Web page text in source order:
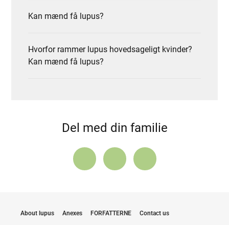
Kan mænd få lupus?
Hvorfor rammer lupus hovedsageligt kvinder?
Kan mænd få lupus?
Del med din familie
About lupus Anexes FORFATTERNE Contact us